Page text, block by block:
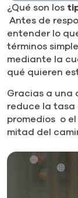
¿Qué son los
Antes de
entender lo
términos
mediante la
qué quieren
Gracias a una
reduce la tasa
promedios o
mitad del